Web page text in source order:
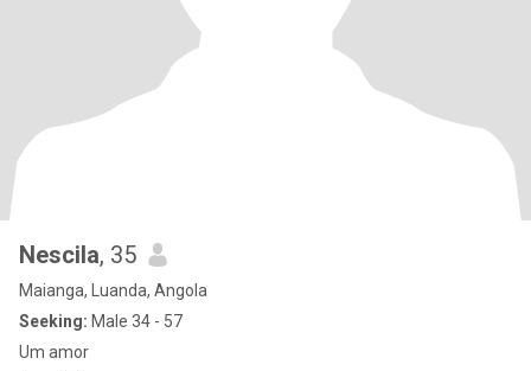
Nescila, 35
Maianga, Luanda, Angola
Seeking: Male 34 - 57
Um amor